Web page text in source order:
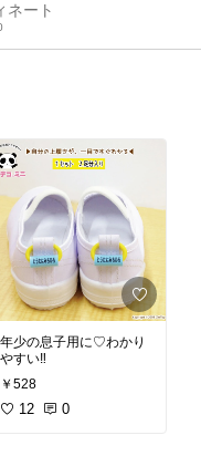
ネート
年少の息子用に♡わかり
やすい‼︎
￥528
12 0